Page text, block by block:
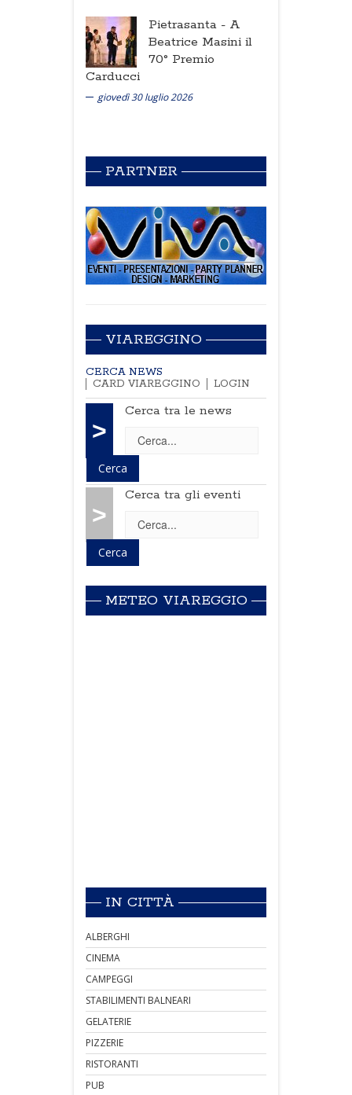
Pietrasanta - A
Beatrice Masini il
70° Premio
Carducci
giovedì 30 luglio 2026
PARTNER
VIAREGGINO
CERCA NEWS
CARD VIAREGGINO
LOGIN
>
Cerca tra le news
>
Cerca tra gli eventi
METEO VIAREGGIO
IN CITTÀ
ALBERGHI
CINEMA
CAMPEGGI
STABILIMENTI BALNEARI
GELATERIE
PIZZERIE
RISTORANTI
PUB